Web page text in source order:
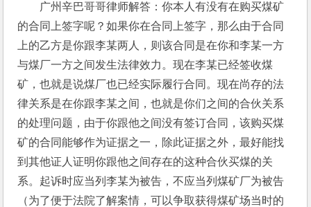
广州辛巴哥哥律师解答：你本人有没有在购买煤矿
的合同上签字呢？如果你在合同上签字，那么由于合同
上的乙方是你跟李某两人，则该合同是在你和李某一方
与煤厂一方之间发生法律效力。现在李某已经签收煤
矿，也就是说煤厂也已经实际履行合同。现在尚存的法
律关系是在你跟李某之间，也就是你们之间的合伙关系
的处理问题，由于你跟他之间没有签订合同，该购买煤
矿的合同能够作为证据之一，除此证据之外，最好能找
到其他证人证明你跟他之间存在的这种合伙买煤的关
系。起诉时应当列李某为被告，不应当列煤矿厂为被告
（为了便于法院了解案情，可以争取获得煤矿场当时的